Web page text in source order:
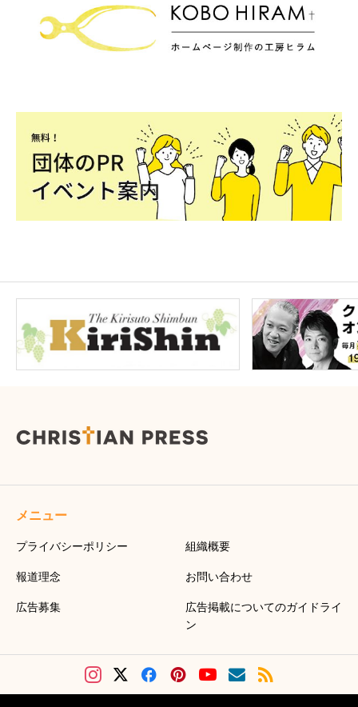
メニュー
プライバシーポリシー 組織概要
報道理念 お問い合わせ
広告募集
広告掲載についてのガイドライ
ン